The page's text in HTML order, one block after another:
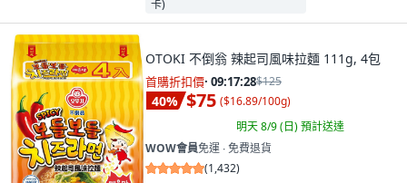
OTOKI 不倒翁 辣起司風味拉麵 111g, 4包
首購折扣價· 09:17:26$125
40% $75 ($16.89/100g)
明天 8/9 (日)預計送達
WOW會員免運 ∙ 免費退貨
(1,432)